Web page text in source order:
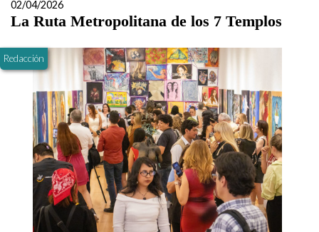
02/04/2026
La Ruta Metropolitana de los 7 Templos
Redacción